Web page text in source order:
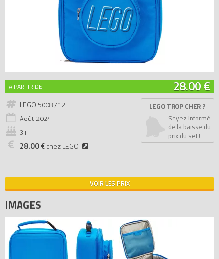
A PARTIR DE 28.00 €
LEGO 5008712
Août2024
3+
28.00 €chez LEGO
LEGO TROP CHER ?
Soyez informé
de la baisse du
prix du set !
VOIR LES PRIX
IMAGES